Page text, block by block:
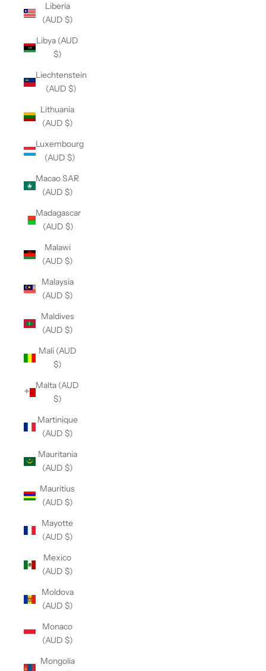
Liberia
(AUD $)
Libya (AUD
$)
Liechtenstein
(AUD $)
Lithuania
(AUD $)
Luxembourg
(AUD $)
Macao SAR
(AUD $)
Madagascar
(AUD $)
Malawi
(AUD $)
Malaysia
(AUD $)
Maldives
(AUD $)
Mali (AUD
$)
Malta (AUD
$)
Martinique
(AUD $)
Mauritania
(AUD $)
Mauritius
(AUD $)
Mayotte
(AUD $)
Mexico
(AUD $)
Moldova
(AUD $)
Monaco
(AUD $)
Mongolia